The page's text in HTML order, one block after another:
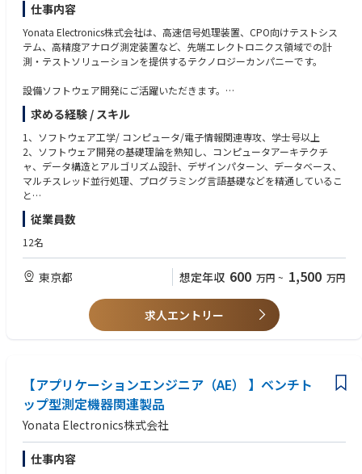
仕事内容
Yonata Electronics株式会社は、高速信号処理装置、CPO向けテストシス
テム、高精度アナログ測定装置など、先端エレクトロニクス領域での計
測・テストソリューションを提供するテクノロジーカンパニーです。
設備ソフトウェア開発にご活躍いただきます。
【主な業務内容】
1. アプリケーションソフトウェア全体の開発設計、テスト検証、納品業務
を主導し、以下の業務を含む（ただしこれらに限定されない）：ソフトウ
ェアの要求分析、アーキテクチャ設計、UIプロトタイプ設計、概要設計、
アルゴリズム開発、 コード記述、デバッグ、テスト、検証等の業務
2、製品開発サイクル内の関連文書作成業務を主導（アーキテクチャ設計
書、概要設計書、詳細設計書等）
3、ソフトウェア製品の保守・最適化業務を主導し、ソフトウェアの非機
能的システム要件（性能、ユーザビリティ、保守性、拡張性、再利用性、
信頼性、有効性、テスト可能性等）を向上させる
4、 ソフトウェア製品の優位性発掘を主導し、業界の課題解決に注力し、
5、会社のソフトウェアプラットフォーム構築、コードレビューなどのプ
ラットフォーム化タスクの遂行を主導する。
求める経験 / スキル
1、ソフトウェア工学/ コンピュータ/電子情報関連専攻、学士号以上
2、ソフトウェア開発の基礎理論を熟知し、コンピュータアーキテクチ
ャ、データ構造とアルゴリズム設計、デザインパターン、データベース、
マルチスレッド並行処理、プログラミング言語基礎などを精通しているこ
と
3、少なくとも1つのプログラミング言語（C#、C/C++、Pythonなど）を
熟練していること
4、3年以上のソフトウェア開発経験を有し、 Linuxプラットフォームにお
通し、Windowsプラットフォームのソフトウェア開発環境を熟知、大規模
ソフトウェア開発経験を有すること。
5. 強い独立した分析力と問題解決能力を有し、データが反映する実際の問
題を分析・発見することに長けていること。DMM/LCR/SMU/オシロスコー
プ等の計測器の動作原理と使用経験がある者を優先的に考慮。
7、WPFまたはWinForms等の開発フレームワークに精通し、少なくとも1
つのクロスプラットフォームC#開発フレームワークに精通していること。
8、優れた設計思考を有し、オブジェクト指向プログラミング、マルチス
レッドプログラミング等の知識に精通し、下位機デバイス制御を理解
9、厳格な仕事態度、品質意識、高い学習能力を有すること
10、自動化テストプロセス及び関連ツールに精通している方を優先
従業員数
12名
東京都 想定年収 600 万円 ~ 1,500 万円
求人エントリー
【アプリケーションエンジニア（AE） 】ベンチト
ップ型測定機器関連製品
Yonata Electronics株式会社
仕事内容